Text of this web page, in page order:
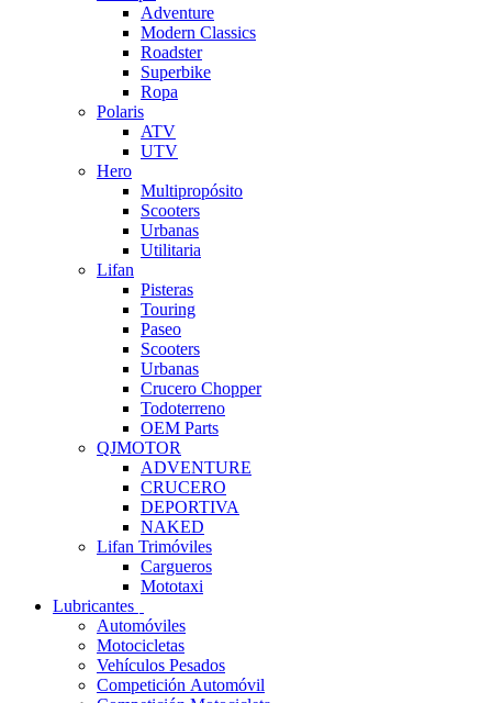
Adventure
Modern Classics
Roadster
Superbike
Ropa
Polaris
ATV
UTV
Hero
Multipropósito
Scooters
Urbanas
Utilitaria
Lifan
Pisteras
Touring
Paseo
Scooters
Urbanas
Crucero Chopper
Todoterreno
OEM Parts
QJMOTOR
ADVENTURE
CRUCERO
DEPORTIVA
NAKED
Lifan Trimóviles
Cargueros
Mototaxi
Lubricantes
Automóviles
Motocicletas
Vehículos Pesados
Competición Automóvil